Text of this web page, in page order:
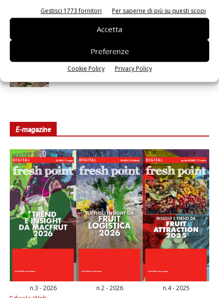
Gestisci 1773 fornitori Per saperne di più su questi scopi
Accetta
Preferenze
Cookie Policy Privacy Policy
Andamento prezzi ortofrutta in Italia al 27 luglio
Apofruit, estate da record per il bio: Canova e
ViviToscano crescono a doppia cifra
E-magazine
n.3 - 2026 n.2 - 2026 n.4 - 2025